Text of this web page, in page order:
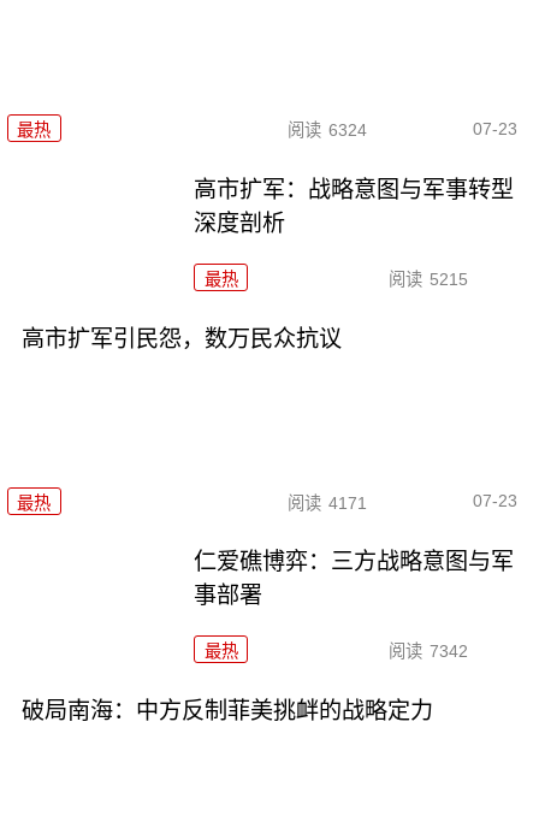
最热 阅读 6324 07-23
高市扩军：战略意图与军事转型
深度剖析
最热 阅读 5215
高市扩军引民怨，数万民众抗议
最热 阅读 4171 07-23
仁爱礁博弈：三方战略意图与军
事部署
最热 阅读 7342
破局南海：中方反制菲美挑衅的战略定力